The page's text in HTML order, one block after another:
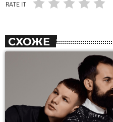
RATE IT
СХОЖЕ